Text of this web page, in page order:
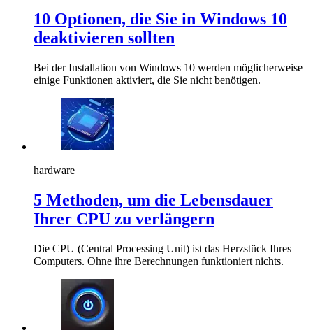
10 Optionen, die Sie in Windows 10
deaktivieren sollten
Bei der Installation von Windows 10 werden möglicherweise
einige Funktionen aktiviert, die Sie nicht benötigen.
hardware
5 Methoden, um die Lebensdauer
Ihrer CPU zu verlängern
Die CPU (Central Processing Unit) ist das Herzstück Ihres
Computers. Ohne ihre Berechnungen funktioniert nichts.